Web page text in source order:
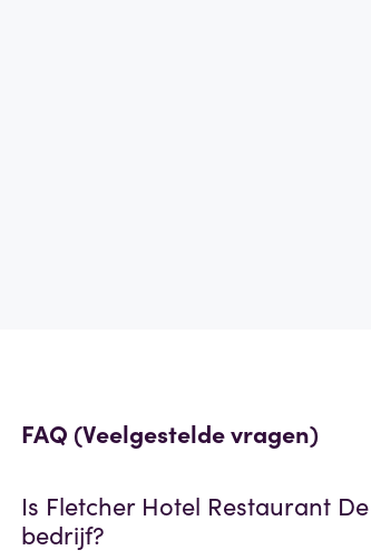
FAQ (Veelgestelde vragen)
Is Fletcher Hotel Restaurant
bedrijf?